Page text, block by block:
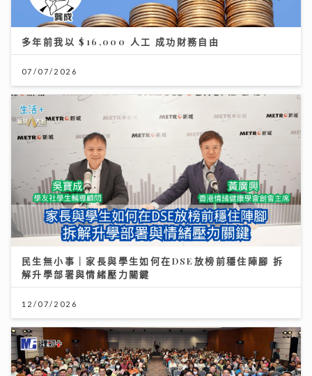
多年前我以 $16,000 人工 成功財務自由
07/07/2026
民生無小事｜家長與學生如何在DSE放榜前穩住陣腳 拆
解升學部署與情緒壓力關鍵
12/07/2026